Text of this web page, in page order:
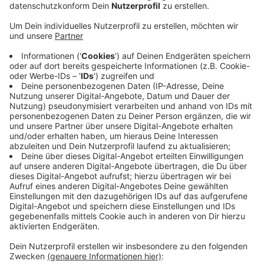
Der Mann, der am Montag zwischen Würselen-Linden-
Neusen und Alsdorf-Mariadorf verunglückt ist, hat
vermutlich am Steuer einen internistischen Notfall
erlitten.
Davon geht das Verkehrskommissariat der Aachener
Polizei aus.
Der 62-Jährige ist auf der Neusener Straße gegen
zwanzig vor eins von der Fahrbahn abkommen und mit
dem Auto gegen einen Baum geprallt. Er ist bei dem
Unfall lebensgefährlich verletzt worden und musste
auf der Fahrt in ein Krankenhaus reanimiert werden.
Zuletzt soll sein Zustand aber stabil gewesen sein.
Die Neusener Straße war am Montag bis etwa viertel
nach drei gesperrt.
Anzeige